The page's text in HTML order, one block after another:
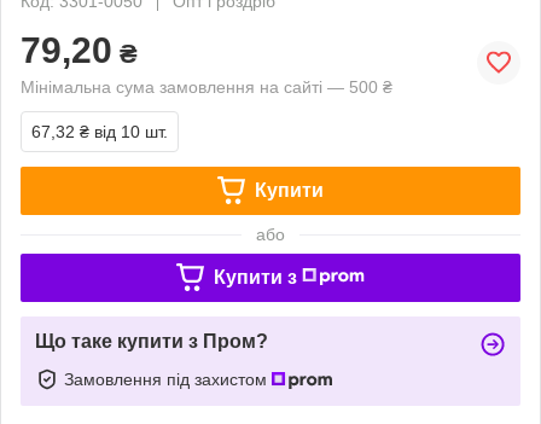
79,20 ₴
Мінімальна сума замовлення на сайті — 500 ₴
67,32 ₴ від 10 шт.
Купити
або
Купити з
Що таке купити з Пром?
Замовлення під захистом